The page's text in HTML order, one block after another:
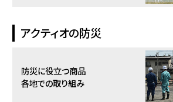
アクティオの防災
防災に役立つ商品
各地での取り組み